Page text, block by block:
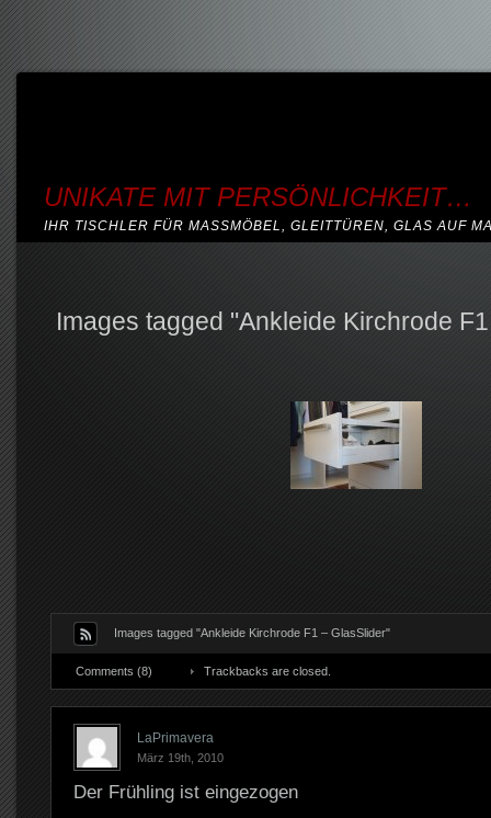
UNIKATE MIT PERSÖNLICHKEIT…
IHR TISCHLER FÜR MASSMÖBEL, GLEITTÜREN, GLAS AUF
Images tagged "Ankleide Kirchrode
Images tagged "Ankleide Kirchrode F1 – GlasSlider"
Comments (8) Trackbacks are closed.
LaPrimavera
März 19th, 2010
Der Frühling ist eingezogen